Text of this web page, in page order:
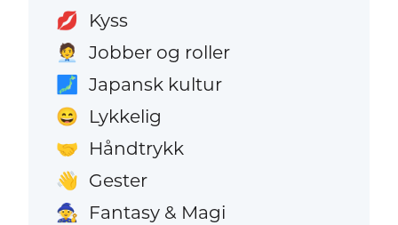
💋 Kyss
🧑‍💼 Jobber og roller
🗾 Japansk kultur
😄 Lykkelig
🤝 Håndtrykk
👋 Gester
🧙 Fantasy & Magi